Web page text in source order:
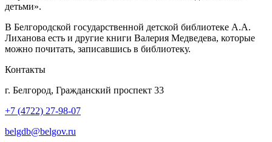
детьми».
В Белгородской государственной детской библиотеке А.А.
Лиханова есть и другие книги Валерия Медведева, которые
можно почитать, записавшись в библиотеку.
Контакты
г. Белгород, Гражданский проспект 33
+7 (4722) 27-98-07
belgdb@belgov.ru